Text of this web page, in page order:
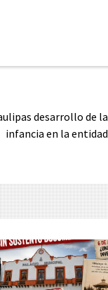
desarrollo de la
infancia en la entidad